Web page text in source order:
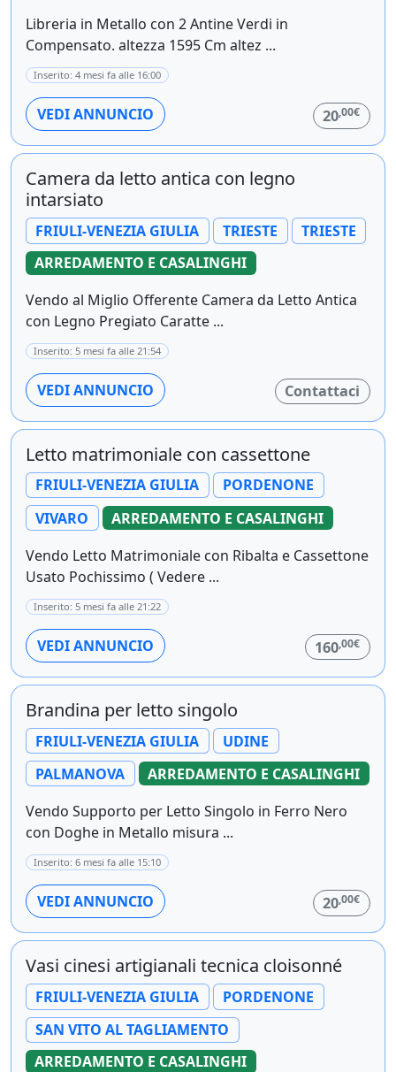
Libreria in Metallo con 2 Antine Verdi in
Compensato. altezza 1595 Cm altez ...
Inserito: 4 mesi fa alle 16:00
VEDI ANNUNCIO 20,00€
Camera da letto antica con legno
intarsiato
FRIULI-VENEZIA GIULIA TRIESTE
TRIESTE
ARREDAMENTO E CASALINGHI
Vendo al Miglio Offerente Camera da Letto Antica
con Legno Pregiato Caratte ...
Inserito: 5 mesi fa alle 21:54
VEDI ANNUNCIO Contattaci
Letto matrimoniale con cassettone
FRIULI-VENEZIA GIULIA
PORDENONE
VIVARO
ARREDAMENTO E CASALINGHI
Vendo Letto Matrimoniale con Ribalta e Cassettone
Usato Pochissimo ( Vedere ...
Inserito: 5 mesi fa alle 21:22
VEDI ANNUNCIO 160,00€
Brandina per letto singolo
FRIULI-VENEZIA GIULIA
UDINE
PALMANOVA
ARREDAMENTO E CASALINGHI
Vendo Supporto per Letto Singolo in Ferro Nero
con Doghe in Metallo misura ...
Inserito: 6 mesi fa alle 15:10
VEDI ANNUNCIO 20,00€
Vasi cinesi artigianali tecnica cloisonné
FRIULI-VENEZIA GIULIA
PORDENONE
SAN VITO AL TAGLIAMENTO
ARREDAMENTO E CASALINGHI